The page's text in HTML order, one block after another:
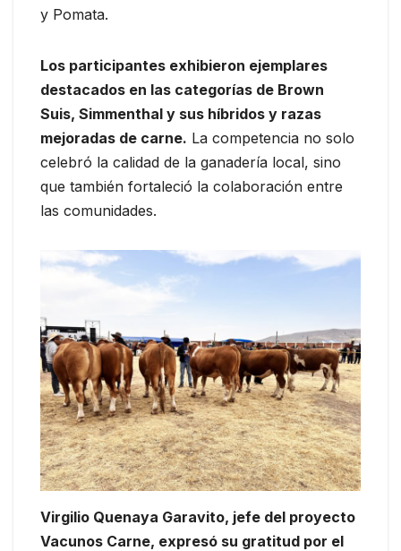
y Pomata.
Los participantes exhibieron ejemplares
destacados en las categorías de Brown
Suis, Simmenthal y sus híbridos y razas
mejoradas de carne. La competencia no solo
celebró la calidad de la ganadería local, sino
que también fortaleció la colaboración entre
las comunidades.
Virgilio Quenaya Garavito, jefe del proyecto
Vacunos Carne, expresó su gratitud por el